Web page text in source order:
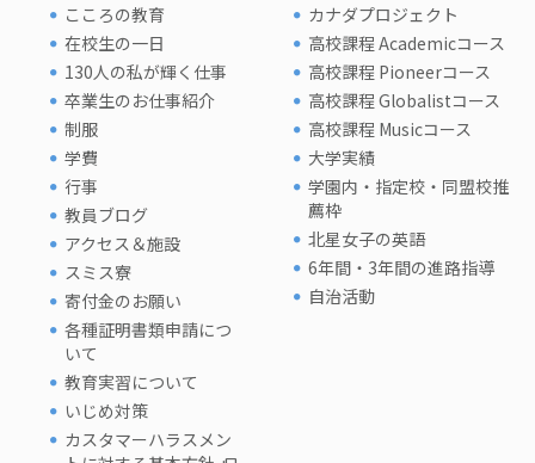
こころの教育
在校生の一日
130人の私が輝く仕事
卒業生のお仕事紹介
制服
学費
行事
教員ブログ
アクセス＆施設
スミス寮
寄付金のお願い
各種証明書類申請につ
いて
教育実習について
いじめ対策
カスタマーハラスメン
カナダプロジェクト
高校課程 Academicコース
高校課程 Pioneerコース
高校課程 Globalistコース
高校課程 Musicコース
大学実績
学園内・指定校・同盟校推
薦枠
北星女子の英語
6年間・3年間の進路指導
自治活動